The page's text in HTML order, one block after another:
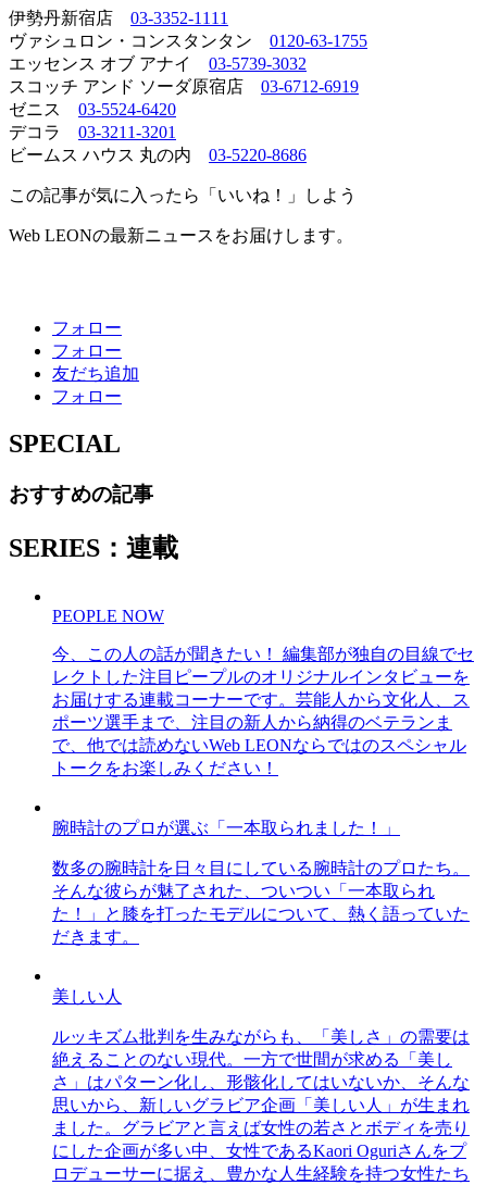
伊勢丹新宿店 03-3352-1111
ヴァシュロン・コンスタンタン 0120-63-1755
エッセンス オブ アナイ 03-5739-3032
スコッチ アンド ソーダ原宿店 03-6712-6919
ゼニス 03-5524-6420
デコラ 03-3211-3201
ビームス ハウス 丸の内 03-5220-8686
この記事が気に入ったら「いいね！」しよう
Web LEONの最新ニュースをお届けします。
フォロー
フォロー
友だち追加
フォロー
SPECIAL
おすすめの記事
SERIES：連載
PEOPLE NOW
今、この人の話が聞きたい！ 編集部が独自の目線でセ
レクトした注目ピープルのオリジナルインタビューを
お届けする連載コーナーです。芸能人から文化人、ス
ポーツ選手まで、注目の新人から納得のベテランま
で、他では読めないWeb LEONならではのスペシャル
トークをお楽しみください！
腕時計のプロが選ぶ「一本取られました！」
数多の腕時計を日々目にしている腕時計のプロたち。
そんな彼らが魅了された、ついつい「一本取られ
た！」と膝を打ったモデルについて、熱く語っていた
だきます。
美しい人
ルッキズム批判を生みながらも、「美しさ」の需要は
絶えることのない現代。一方で世間が求める「美し
さ」はパターン化し、形骸化してはいないか、そんな
思いから、新しいグラビア企画「美しい人」が生まれ
ました。グラビアと言えば女性の若さとボディを売り
にした企画が多い中、女性であるKaori Oguriさんをプ
ロデューサーに据え、豊かな人生経験を持つ女性たち